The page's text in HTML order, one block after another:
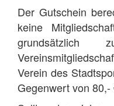
Der Gutschein
keine
grundsätzlich
Verein des
Gegenwert von 80,-